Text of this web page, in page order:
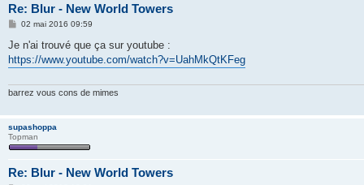
Re: Blur - New World Towers
M
s
a
02 mai 2016 09:59
Je n'ai trouvé que ça sur youtube :
https://www.youtube.com/watch?v=UahMkQtKFeg
barrez vous cons de mimes
supashoppa
Topman
Re: Blur - New World Towers